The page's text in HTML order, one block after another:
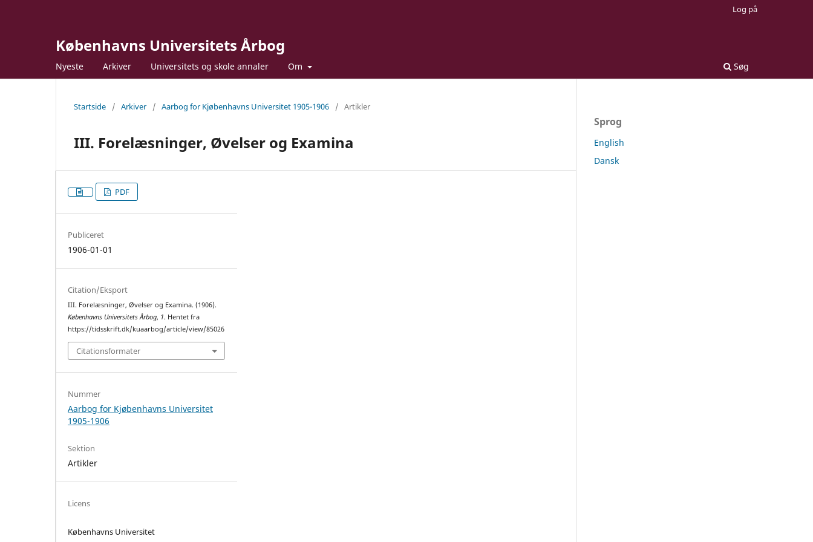
Københavns Universitets Årbog
Nyeste Arkiver Universitets og skole annaler Om Søg
Log på
Startside / Arkiver / Aarbog for Kjøbenhavns Universitet 1905-1906 / Artikler
III. Forelæsninger, Øvelser og Examina
PDF
Publiceret
1906-01-01
Citation/Eksport
III. Forelæsninger, Øvelser og Examina. (1906).
Københavns Universitets Årbog, 1. Hentet fra
https://tidsskrift.dk/kuaarbog/article/view/85026
Citationsformater
Nummer
Aarbog for Kjøbenhavns Universitet
1905-1906
Sektion
Artikler
Licens
Københavns Universitet
Sprog
English
Dansk